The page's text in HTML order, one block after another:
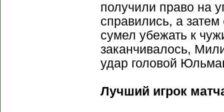
получили право на
справились, а затем
сумел убежать к
заканчивалось,
удар головой
Лучший игрок